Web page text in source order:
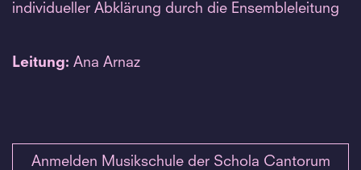
individueller Abklärung durch die Ensembleleitung
Leitung: Ana Arnaz
Anmelden Musikschule der Schola Cantorum